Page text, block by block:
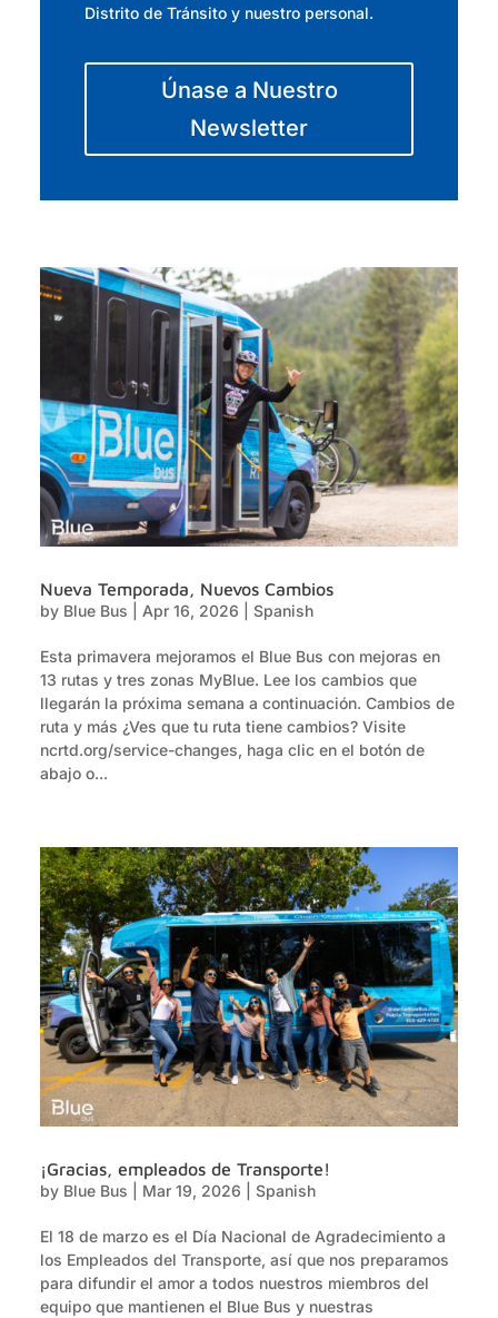
Distrito de Tránsito y nuestro personal.
Únase a Nuestro
Newsletter
Nueva Temporada, Nuevos Cambios
by Blue Bus Apr 16, 2026 Spanish
Esta primavera mejoramos el Blue Bus con mejoras en
13 rutas y tres zonas MyBlue. Lee los cambios que
llegarán la próxima semana a continuación. Cambios de
ruta y más ¿Ves que tu ruta tiene cambios? Visite
ncrtd.org/service-changes, haga clic en el botón de
abajo o...
¡Gracias, empleados de Transporte!
by Blue Bus Mar 19, 2026 Spanish
El 18 de marzo es el Día Nacional de Agradecimiento a
los Empleados del Transporte, así que nos preparamos
para difundir el amor a todos nuestros miembros del
equipo que mantienen el Blue Bus y nuestras